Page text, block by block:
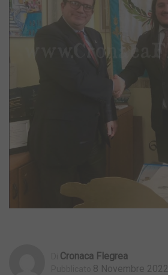
Cronaca Flegrea
8 Novembre 2022